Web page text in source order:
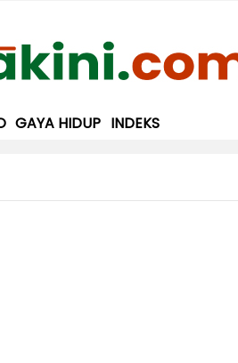
GAYA HIDUP INDEKS